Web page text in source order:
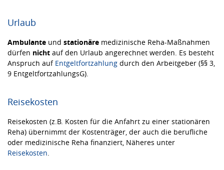
Urlaub
Ambulante und stationäre medizinische Reha-Maßnahmen
dürfen nicht auf den Urlaub angerechnet werden. Es besteht
Anspruch auf Entgeltfortzahlung durch den Arbeitgeber (§§ 3,
9 EntgeltfortzahlungsG).
Reisekosten
Reisekosten (z.B. Kosten für die Anfahrt zu einer stationären
Reha) übernimmt der Kostenträger, der auch die berufliche
oder medizinische Reha finanziert, Näheres unter
Reisekosten.